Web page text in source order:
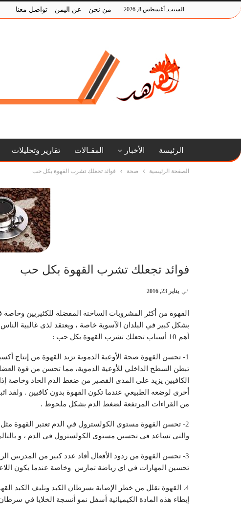
السبت, أغسطس 8, 2026 من نحن عن اليمن تواصل معنا
الرئيسة الأخبار المقـالات تقارير وتحليلات
الصفحة الرئيسية صحة فوائد تجعلك تشرب القهوة بكل حب
فوائد تجعلك تشرب القهوة بكل حب
في يناير 23, 2016
القهوة من أكثر المشروبات الساخنة المفضلة للكثيريين
بشكل كبير في البلدان الآسوية خاصة ، ويعتقد لذى غالبية
أهم 10 أسباب تجعلك تشرب القهوة بكل حب :
1- تحسن القهوة صحة الأوعية الدموية تزيد القهوة من إنتاج
تبطن السطح الداخلي للأوعية الدموية، مما تحسن من قوة
الكافيين يزيد على المدى القصير من ضغط الدم الحاد
من القراءات المرتفعة لضغط الدم بشكل ملحوظ .
2- تحسن القهوة مستوى الكولسترول في الدم تعتبر القهوة
والتي تساعد في تحسين مستوى الكولسترول في الدم ، و
3- تحسن القهوة من ردود الأفعال أفاد عدد كبير من المدربين
تحسين المهارات في اي رياضة تمارس وخاصة عندما يكون
إبطاء هذه المادة الكيميائية أسفل نمو أنسجة الخلايا في